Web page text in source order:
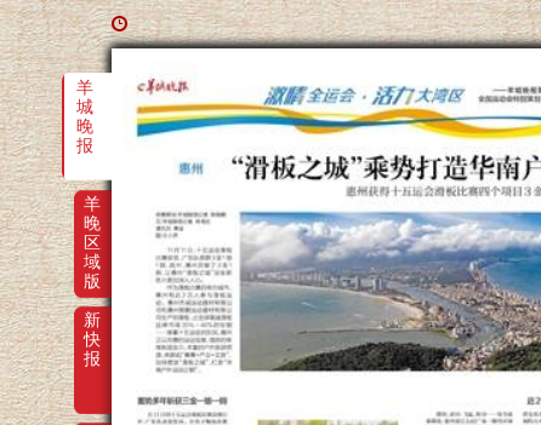
羊
城
晚
报
羊
晚
区
域
版
新
快
报